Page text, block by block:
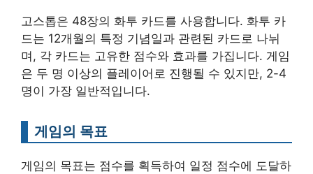
고스톱은 48장의 화투 카드를 사용합니다. 화투 카
드는 12개월의 특정 기념일과 관련된 카드로 나뉘
며, 각 카드는 고유한 점수와 효과를 가집니다. 게임
은 두 명 이상의 플레이어로 진행될 수 있지만, 2-4
명이 가장 일반적입니다.
게임의 목표
게임의 목표는 점수를 획득하여 일정 점수에 도달하